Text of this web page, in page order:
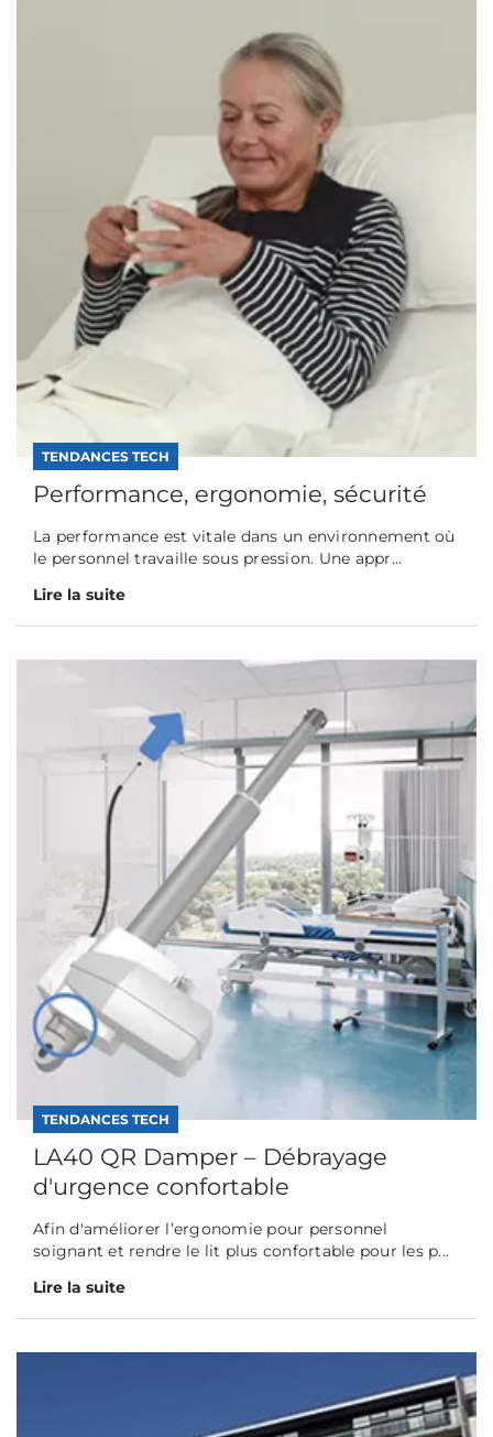
TENDANCES TECH
Performance, ergonomie, sécurité
La performance est vitale dans un environnement où
le personnel travaille sous pression. Une appr...
Lire la suite
TENDANCES TECH
LA40 QR Damper – Débrayage
d'urgence confortable
Afin d'améliorer l’ergonomie pour personnel
soignant et rendre le lit plus confortable pour les p...
Lire la suite